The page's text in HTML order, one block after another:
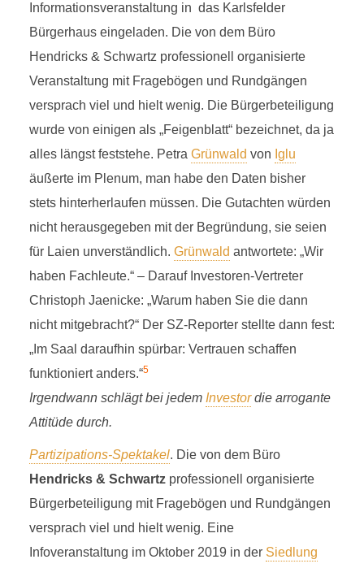
HENDRICKS & SCHWARTZ
9 Minuten Lesezeit
H
Informationsveranstaltung in das Karlsfelder
Bürgerhaus eingeladen. Die von dem Büro
Hendricks & Schwartz professionell organisierte
Veranstaltung mit Fragebögen und Rundgängen
versprach viel und hielt wenig. Die Bürgerbeteiligung
wurde von einigen als „Feigenblatt“ bezeichnet, da ja
alles längst feststehe. Petra Grünwald von Iglu
äußerte im Plenum, man habe den Daten bisher
stets hinterherlaufen müssen. Die Gutachten würden
nicht herausgegeben mit der Begründung, sie seien
für Laien unverständlich. Grünwald antwortete: „Wir
haben Fachleute.“ – Darauf Investoren-Vertreter
Christoph Jaenicke: „Warum haben Sie die dann
nicht mitgebracht?“ Der SZ-Reporter stellte dann fest:
„Im Saal daraufhin spürbar: Vertrauen schaffen
funktioniert anders.“5
Irgendwann schlägt bei jedem Investordie arrogante
Attitüde durch.
Partizipations-Spektakel. Die von dem Büro
Hendricks & Schwartzprofessionell organisierte
Bürgerbeteiligung mit Fragebögen und Rundgängen
versprach viel und hielt wenig. Eine
Infoveranstaltung im Oktober 2019 in der Siedlung